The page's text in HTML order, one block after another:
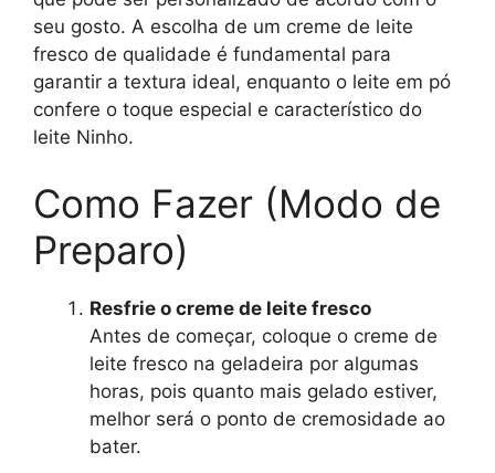
seu gosto. A escolha de um creme de leite
fresco de qualidade é fundamental para
garantir a textura ideal, enquanto o leite em pó
confere o toque especial e característico do
leite Ninho.
Como Fazer (Modo de
Preparo)
Resfrie o creme de leite fresco
Antes de começar, coloque o creme de
leite fresco na geladeira por algumas
horas, pois quanto mais gelado estiver,
melhor será o ponto de cremosidade ao
bater.